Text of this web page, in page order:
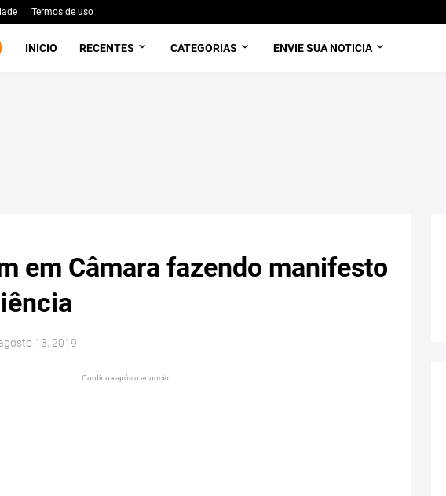
Termos de uso
INICIO RECENTES CATEGORIAS ENVIE SUA NOTICIA
em Câmara fazendo manifesto
13, 2019
Continua após o anuncio